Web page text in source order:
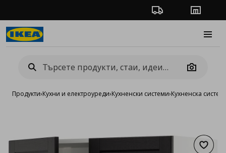
Проследяване на
Camera
Продукти›Кухни и електроуреди›Кухненски системи›Кухненска